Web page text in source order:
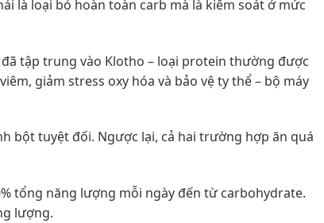
là loại bỏ hoàn toàn carb mà là kiểm soát ở mức
tập trung vào Klotho – loại protein thường được
giảm stress oxy hóa và bảo vệ ty thể – bộ máy
bột tuyệt đối. Ngược lại, cả hai trường hợp ăn quá
tổng năng lượng mỗi ngày đến từ carbohydrate.
lượng.